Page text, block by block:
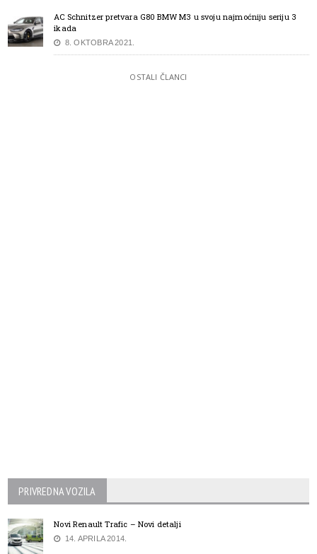
AC Schnitzer pretvara G80 BMW M3 u svoju najmoćniju seriju 3
ikada
8. OKTOBRA 2021.
OSTALI ČLANCI
PRIVREDNA VOZILA
Novi Renault Trafic – Novi detalji
14. APRILA 2014.